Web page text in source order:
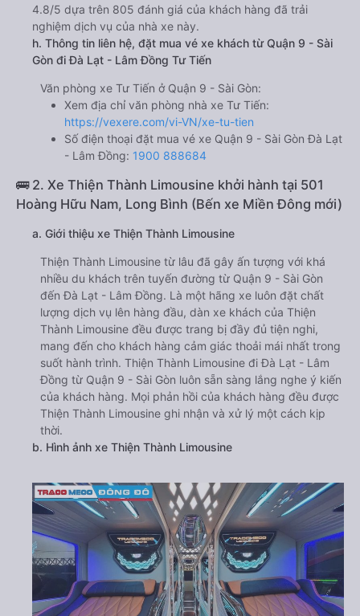
4.8/5 dựa trên 805 đánh giá của khách hàng đã trải
nghiệm dịch vụ của nhà xe này.
h. Thông tin liên hệ, đặt mua vé xe khách từ Quận 9 - Sài
Gòn đi Đà Lạt - Lâm Đồng Tư Tiến
Văn phòng xe Tư Tiến ở Quận 9 - Sài Gòn:
Xem địa chỉ văn phòng nhà xe Tư Tiến:
https://vexere.com/vi-VN/xe-tu-tien
Số điện thoại đặt mua vé xe Quận 9 - Sài Gòn Đà Lạt
- Lâm Đồng: 1900 888684
🚌 2. Xe Thiện Thành Limousine khởi hành tại 501
Hoàng Hữu Nam, Long Bình (Bến xe Miền Đông mới)
a. Giới thiệu xe Thiện Thành Limousine
Thiện Thành Limousine từ lâu đã gây ấn tượng với khá
nhiều du khách trên tuyến đường từ Quận 9 - Sài Gòn
đến Đà Lạt - Lâm Đồng. Là một hãng xe luôn đặt chất
lượng dịch vụ lên hàng đầu, dàn xe khách của Thiện
Thành Limousine đều được trang bị đầy đủ tiện nghi,
mang đến cho khách hàng cảm giác thoải mái nhất trong
suốt hành trình. Thiện Thành Limousine đi Đà Lạt - Lâm
Đồng từ Quận 9 - Sài Gòn luôn sẵn sàng lắng nghe ý kiến
của khách hàng. Mọi phản hồi của khách hàng đều được
Thiện Thành Limousine ghi nhận và xử lý một cách kịp
thời.
b. Hình ảnh xe Thiện Thành Limousine